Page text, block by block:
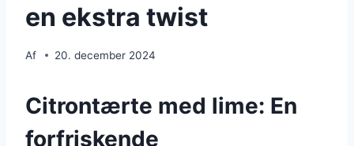
en ekstra twist
Af 20. december 2024
Citrontærte med lime: En
forfriskende